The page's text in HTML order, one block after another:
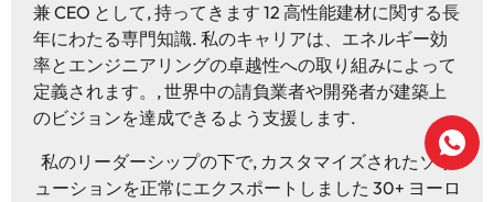
兼 CEO として, 持ってきます 12 高性能建材に関する長
年にわたる専門知識. 私のキャリアは、エネルギー効
率とエンジニアリングの卓越性への取り組みによって
定義されます。, 世界中の請負業者や開発者が建築上
のビジョンを達成できるよう支援します.
私のリーダーシップの下で, カスタマイズされたソリ
ューションを正常にエクスポートしました 30+ ヨーロ